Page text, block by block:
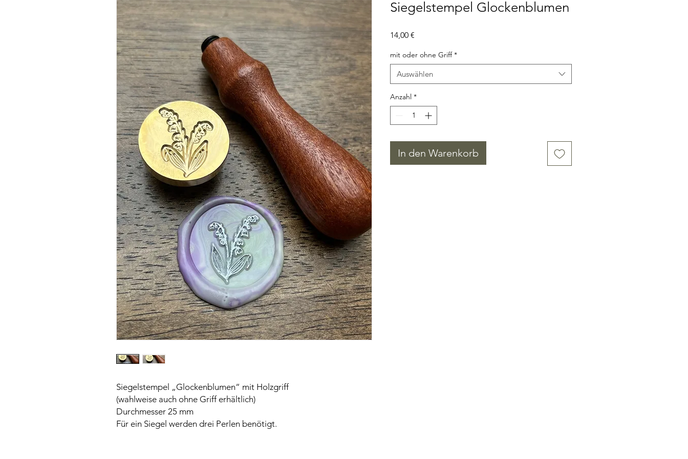
Siegelstempel „Glockenblumen“ mit Holzgriff
(wahlweise auch ohne Griff erhältlich)
Durchmesser 25 mm
Für ein Siegel werden drei Perlen benötigt.
Siegelstempel Glockenblumen
14,00 €
mit oder ohne Griff *
Auswählen
Anzahl *
In den Warenkorb